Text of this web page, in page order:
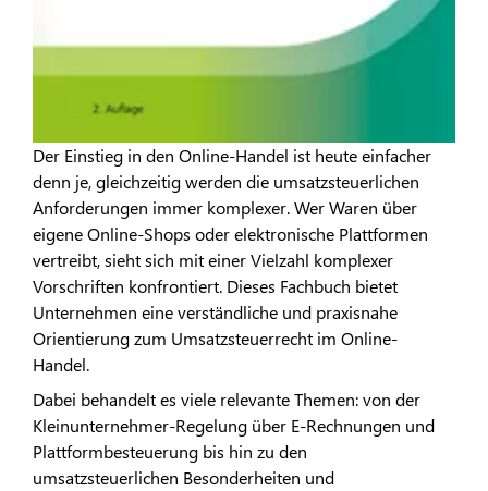
Der Einstieg in den Online-Handel ist heute einfacher
denn je, gleichzeitig werden die umsatzsteuerlichen
Anforderungen immer komplexer. Wer Waren über
eigene Online-Shops oder elektronische Plattformen
vertreibt, sieht sich mit einer Vielzahl komplexer
Vorschriften konfrontiert. Dieses Fachbuch bietet
Unternehmen eine verständliche und praxisnahe
Orientierung zum Umsatzsteuerrecht im Online-
Handel.
Dabei behandelt es viele relevante Themen: von der
Kleinunternehmer-Regelung über E-Rechnungen und
Plattformbesteuerung bis hin zu den
umsatzsteuerlichen Besonderheiten und